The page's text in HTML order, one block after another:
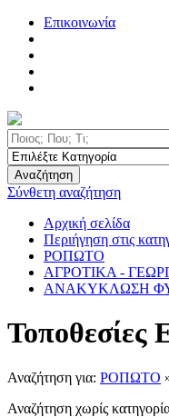
Επικοινωνία
Αναζήτηση
Σύνθετη αναζήτηση
Αρχική σελίδα
Περιήγηση στις
ΡΟΠΩΤΟ
ΑΓΡΟΤΙΚΑ -
ΑΝΑΚΥΚΛΩΣΗ
Τοποθεσίες
Αναζήτηση για: ΡΟΠΩΤΟ
Αναζήτηση χωρίς